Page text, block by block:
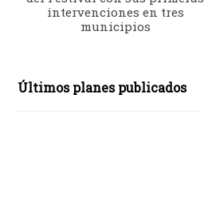
intervenciones en tres
municipios
Últimos planes publicados